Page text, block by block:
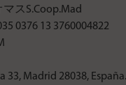
スS.Coop.Mad
0376 13 3760004822
Madrid 28038, España.